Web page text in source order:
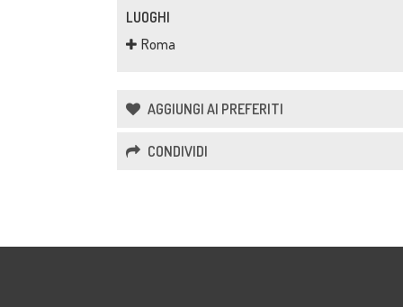
LUOGHI
Roma
AGGIUNGI AI PREFERITI
CONDIVIDI